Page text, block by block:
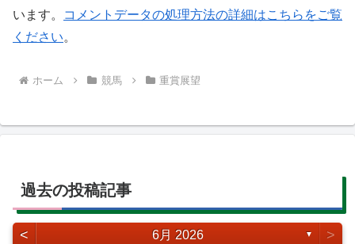
います。
コメントデータの処理方法の詳細はこちらをご覧
ください。
ホーム 競馬 重賞展望
過去の投稿記事
< 6月 2026 ▼ >